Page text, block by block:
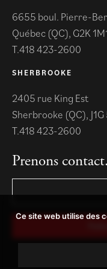
6655 boul. Pierre-
Québec (QC), G2K
418 423-2600
SHERBROOKE
2405 rue King Est
Sherbrooke (QC), J1G
418 423-2600
Prenons contact.
Ce site web utilise des